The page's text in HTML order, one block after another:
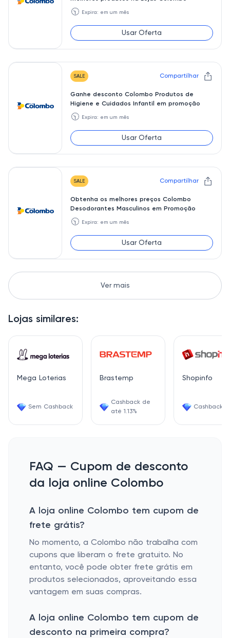
Lojas similares:
Mega Loterias
Sem Cashback
Brastemp
Cashback de
até 1.13%
Shopinfo
Cashback
🕥 Expira: em um mês
Usar Oferta
SALE Compartilhar
Ganhe desconto Colombo Produtos de
Higiene e Cuidados Infantil em promoção
🕥 Expira: em um mês
Usar Oferta
SALE Compartilhar
Obtenha os melhores preços Colombo
Desodorantes Masculinos em Promoção
🕥 Expira: em um mês
Usar Oferta
Ver mais
FAQ — Cupom de desconto
da loja online Colombo
A loja online Colombo tem cupom de
frete grátis?
No momento, a Colombo não trabalha com
cupons que liberam o frete gratuito. No
entanto, você pode obter frete grátis em
produtos selecionados, aproveitando essa
vantagem em suas compras.
A loja online Colombo tem cupom de
desconto na primeira compra?